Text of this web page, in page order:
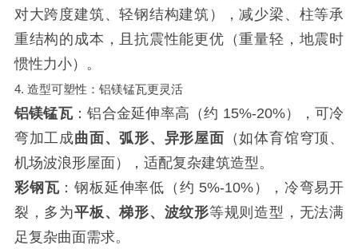
对大跨度建筑、轻钢结构建筑），减少梁、柱等承
重结构的成本，且抗震性能更优（重量轻，地震时
惯性力小）。
4. 造型可塑性：铝镁锰瓦更灵活
铝镁锰瓦：铝合金延伸率高（约 15%-20%），可冷
弯加工成曲面、弧形、异形屋面 （如体育馆穹顶、
机场波浪形屋面），适配复杂建筑造型。
彩钢瓦：钢板延伸率低（约 5%-10%），冷弯易开
裂，多为平板、梯形、波纹形等规则造型，无法满
足复杂曲面需求。